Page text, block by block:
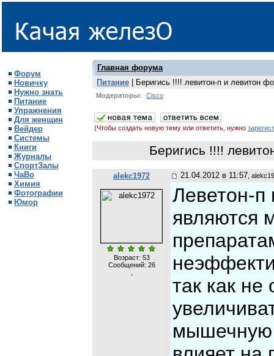
Форум
Новичку
Нужно знать
Питание
Упражнения
Для женщин
Вейдер
Системы
Книги
Журналы
СпортЗалы
ЧаВо
Химия
Фотографии
Юмор
Главная форума
Питание | Беригись !!!! левитон-п и левитон
Модераторы: Cisco
(Чтобы создать новую тему или ответить, нужно
Беригись !!!!
alekc1972 21.04.2012 в 11:57 ,
Возраст: 53
Сообщений: 26
Леветон-п
являются
так как
мышечную